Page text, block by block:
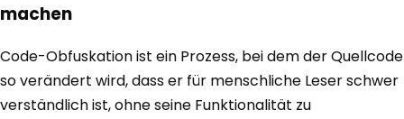
machen
Code-Obfuskation ist ein Prozess, bei dem der Quellcode
so verändert wird, dass er für menschliche Leser schwer
verständlich ist, ohne seine Funktionalität zu